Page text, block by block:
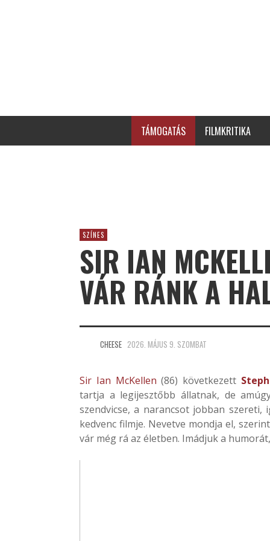
TÁMOGATÁS FILMKRITIKA
SZÍNES
SIR IAN
VÁR RÁNK A
CHEESE 2026. MÁJUS 9. SZOMBAT
Sir Ian McKellen (86) következett
tartja a legijesztőbb állatnak, de
szendvicse, a narancsot jobban
kedvenc filmje. Nevetve mondja el,
vár még rá az életben. Imádjuk a